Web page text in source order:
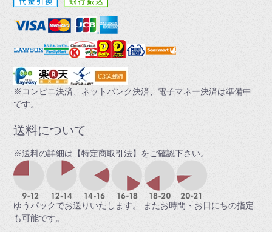
※コンビニ決済、ネットバンク決済、電子マネー決済は準備中
です。
送料について
※送料の詳細は【特定商取引法】をご確認下さい。
ゆうパックでお送りいたします。 またお時間・お日にちの指定
も可能です。